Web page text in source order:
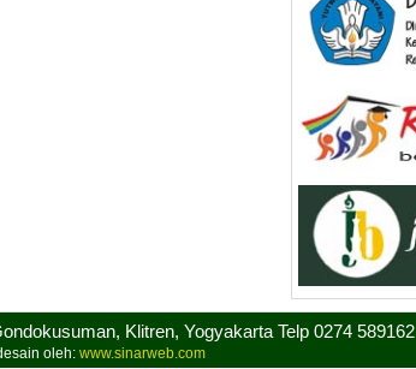
Klitren, Yogyakarta Telp 0274 589162
oleh: www.sinarweb.com